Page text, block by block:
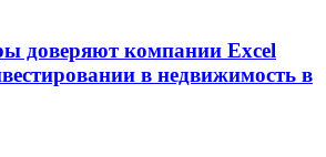
доверяют компании Excel
в недвижимость в